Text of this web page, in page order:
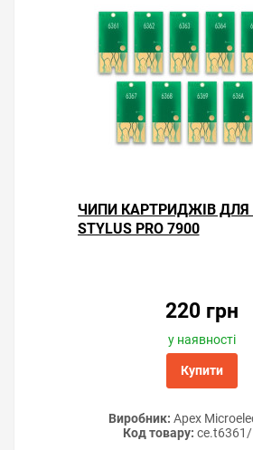
ЧИПИ КАРТРИДЖІВ ДЛЯ
STYLUS PRO 7900
220 грн
у наявності
Купити
Виробник: Apex
Код товару: